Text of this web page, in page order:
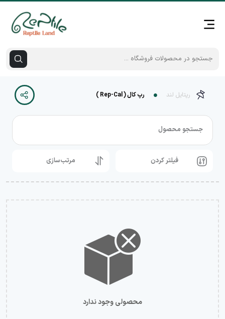
رپتایل لند رپ کال ( Rep-Cal )
جستجو محصول
فیلتر کردن مرتب‌سازی
محصولی وجود ندارد